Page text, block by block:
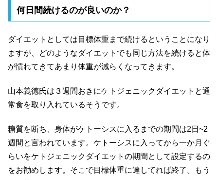
何日間続けるのが良いのか？
ダイエットとしては目標体重まで続けるということになり
ますが、どのようなダイエットでも同じ方法を続けると体
が慣れてきてあまり体重が減らくなってきます。
山本義徳氏は３週間おきにケトジェニックダイエットと通
常食を取り入れているそうです。
糖質を断ち、身体がケトーシスに入るまでの期間は2日~2
週間と言われています。ケトーシスに入ってから一か月ぐ
らいをケトジェニックダイエットの期間として設定するの
をお勧めします。そこで目標体重に達してれば終了。もう